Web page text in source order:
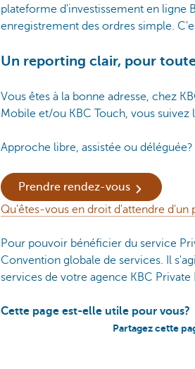
plateforme d'investissement en ligne
enregistrement des ordres simple.
Un reporting clair, pour
Vous êtes à la bonne adresse, chez
Mobile et/ou KBC Touch, vous
Approche libre, assistée ou
Prendre rendez-vous
Qu'êtes-vous en droit d'attendre d'un
Pour pouvoir bénéficier du service
Convention globale de services. Il
services de votre agence KBC
Cette page est-elle utile pour vous?
Partagez cette